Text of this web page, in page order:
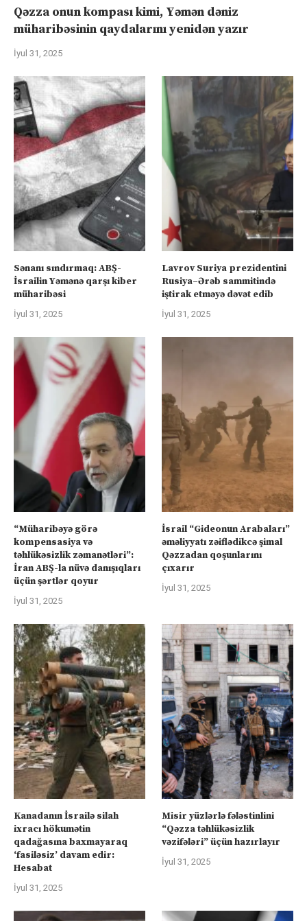
Qəzza onun kompası kimi, Yəmən dəniz
müharibəsinin qaydalarını yenidən yazır
İyul 31, 2025
Sənanı sındırmaq: ABŞ-
İsrailin Yəmənə qarşı kiber
müharibəsi
İyul 31, 2025
Lavrov Suriya prezidentini
Rusiya–Ərəb sammitində
iştirak etməyə dəvət edib
İyul 31, 2025
“Müharibəyə görə
kompensasiya və
təhlükəsizlik zəmanətləri”:
İran ABŞ-la nüvə danışıqları
üçün şərtlər qoyur
İyul 31, 2025
İsrail “Gideonun Arabaları”
əməliyyatı zəiflədikcə şimal
Qəzzadan qoşunlarını
çıxarır
İyul 31, 2025
Kanadanın İsrailə silah
ixracı hökumətin
qadağasına baxmayaraq
‘fasiləsiz’ davam edir:
Hesabat
İyul 31, 2025
Misir yüzlərlə fələstinlini
“Qəzza təhlükəsizlik
vəzifələri” üçün hazırlayır
İyul 31, 2025